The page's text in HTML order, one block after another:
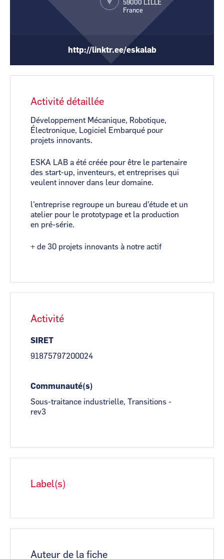
CCI Business
Pays de la Loire
CCI Business
Pays de la Loire
59000 LILLE
France
http://linktr.ee/eskalab
Activité détaillée
Développement Mécanique, Robotique,
Électronique, Logiciel Embarqué pour
projets innovants.
ESKA LAB a été créée pour être le partenaire
des start-up, inventeurs, et entreprises qui
veulent innover dans leur domaine.
l'entreprise regroupe un bureau d'étude et un
atelier pour le prototypage et la production
en pré-série.
+ de 30 projets innovants à notre actif
Activité
SIRET
91875797200024
Communauté(s)
Sous-traitance industrielle, Transitions -
rev3
Label(s)
Auteur de la fiche